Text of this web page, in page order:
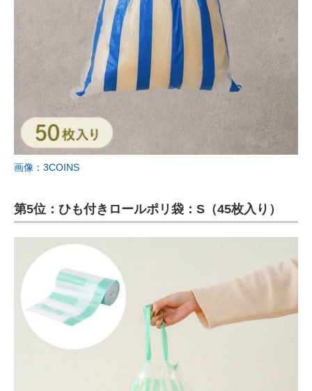
画像：3COINS
第5位：ひも付きロールポリ袋：S（45枚入り）